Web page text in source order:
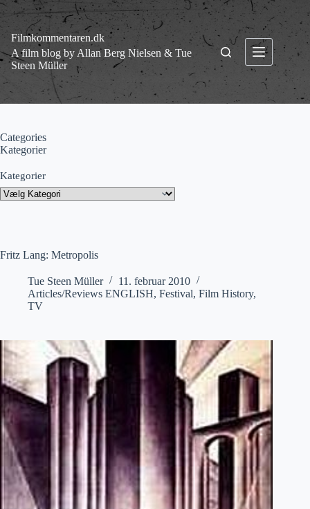
Fortsæt
indhold
Filmkommentaren.dk
A film blog by Allan Berg Nielsen & Tue
Steen Müller
Fritz Lang: Metropolis
Tue Steen Müller
11. februar 2010
Articles/Reviews ENGLISH, Festival, Film History,
TV
Categories
Kategorier
Kategorier